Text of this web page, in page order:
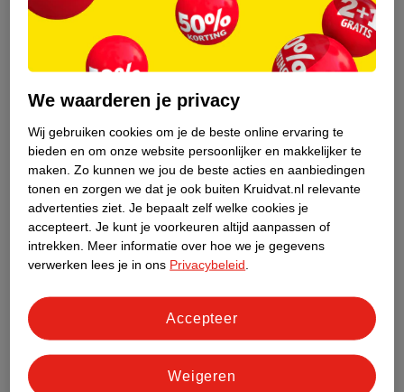
Kruidvat is een erkend specialist in
gezondheidsvraag ook is, stel hem aan
ons!
Stel je gezondheidsvraag
Ook in deze winkel
Kruidvat.nl ophaalpunt
winkel. Zo hoef je niet thuis te blijven voor de Kruidvat
Kruidvat is een gecertificeerd drogist. Dit betekent dat je
We waarderen je privacy
Wij gebruiken cookies om je de beste online ervaring te
bieden en om onze website persoonlijker en makkelijker te
maken. Zo kunnen we jou de beste acties en aanbiedingen
tonen en zorgen we dat je ook buiten Kruidvat.nl relevante
advertenties ziet. Je bepaalt zelf welke cookies je
accepteert. Je kunt je voorkeuren altijd aanpassen of
intrekken.
Meer informatie over hoe we je gegevens
verwerken lees je in ons Privacybeleid
Weigeren
Accepteer